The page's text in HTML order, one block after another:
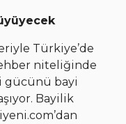
Türkiye’de
niteliğinde
gücünü bayi
Bayilik